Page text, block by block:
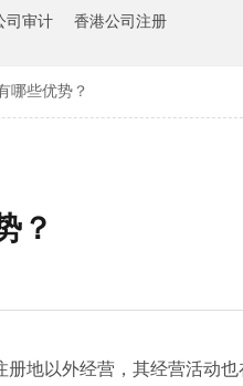
司审计 香港公司注册
哪些优势？
？
地以外经营，其经营活动